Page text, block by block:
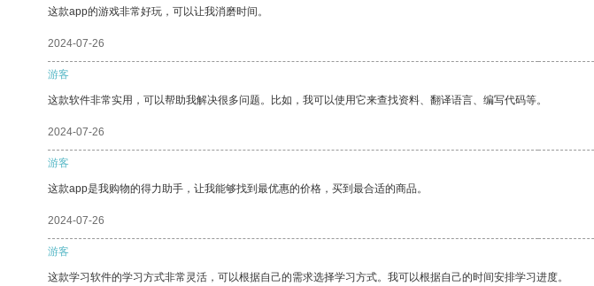
这款app的游戏非常好玩，可以让我消磨时间。
2024-07-26
游客
这款软件非常实用，可以帮助我解决很多问题。比如，我可以使用它来查找资料、翻译语言、编写代码等。
2024-07-26
游客
这款app是我购物的得力助手，让我能够找到最优惠的价格，买到最合适的商品。
2024-07-26
游客
这款学习软件的学习方式非常灵活，可以根据自己的需求选择学习方式。我可以根据自己的时间安排学习进度。